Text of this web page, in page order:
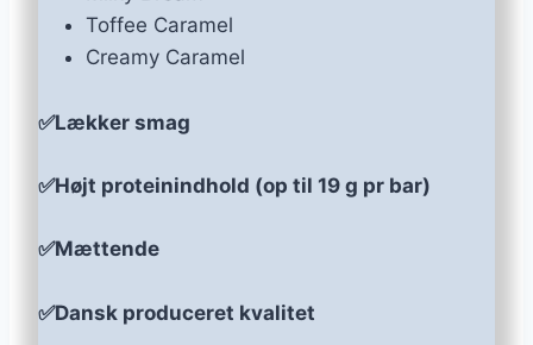
Toffee Caramel
Creamy Caramel
✅Lækker smag
✅Højt proteinindhold (op til 19 g pr bar)
✅Mættende
✅Dansk produceret kvalitet